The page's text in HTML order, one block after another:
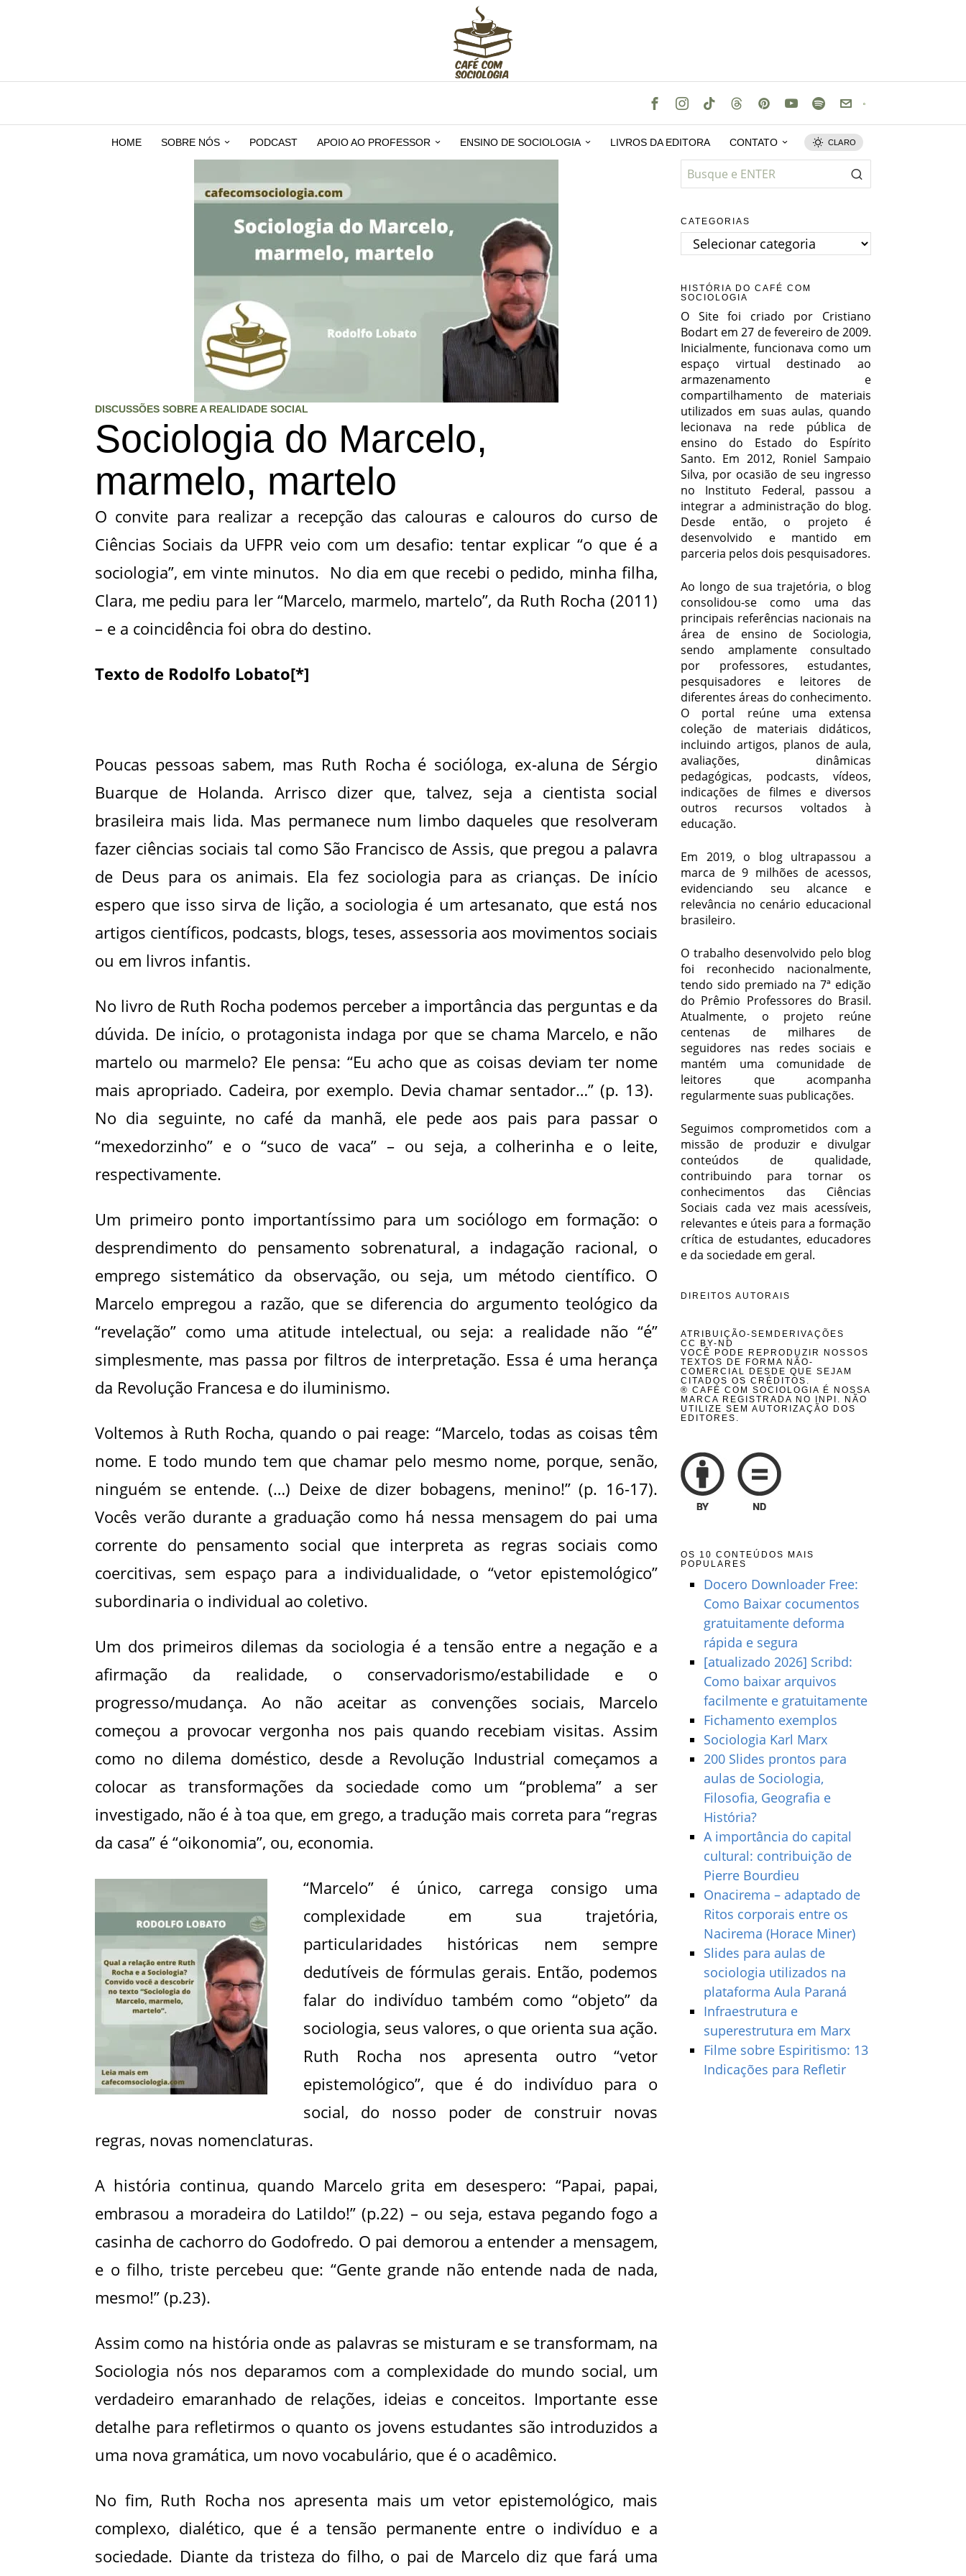
HOME SOBRE NÓS PODCAST APOIO AO PROFESSOR ENSINO DE SOCIOLOGIA LIVROS DA EDITORA CONTATO CLARO
DISCUSSÕES SOBRE A REALIDADE SOCIAL
Sociologia do Marcelo,
marmelo, martelo
O convite para realizar a recepção das calouras e calouros do curso de
Ciências Sociais da UFPR veio com um desafio: tentar explicar “o que é a
sociologia”, em vinte minutos. No dia em que recebi o pedido, minha filha,
Clara, me pediu para ler “Marcelo, marmelo, martelo”, da Ruth Rocha (2011)
– e a coincidência foi obra do destino.
Texto de Rodolfo Lobato[*]
Poucas pessoas sabem, mas Ruth Rocha é socióloga, ex-aluna de Sérgio
Buarque de Holanda. Arrisco dizer que, talvez, seja a cientista social
brasileira mais lida. Mas permanece num limbo daqueles que resolveram
fazer ciências sociais tal como São Francisco de Assis, que pregou a palavra
de Deus para os animais. Ela fez sociologia para as crianças. De início
espero que isso sirva de lição, a sociologia é um artesanato, que está nos
artigos científicos, podcasts, blogs, teses, assessoria aos movimentos sociais
ou em livros infantis.
No livro de Ruth Rocha podemos perceber a importância das perguntas e da
dúvida. De início, o protagonista indaga por que se chama Marcelo, e não
martelo ou marmelo? Ele pensa: “Eu acho que as coisas deviam ter nome
mais apropriado. Cadeira, por exemplo. Devia chamar sentador…” (p. 13).
No dia seguinte, no café da manhã, ele pede aos pais para passar o
“mexedorzinho” e o “suco de vaca” – ou seja, a colherinha e o leite,
respectivamente.
Um primeiro ponto importantíssimo para um sociólogo em formação: o
desprendimento do pensamento sobrenatural, a indagação racional, o
emprego sistemático da observação, ou seja, um método científico. O
Marcelo empregou a razão, que se diferencia do argumento teológico da
“revelação” como uma atitude intelectual, ou seja: a realidade não “é”
simplesmente, mas passa por filtros de interpretação. Essa é uma herança
da Revolução Francesa e do iluminismo.
Voltemos à Ruth Rocha, quando o pai reage: “Marcelo, todas as coisas têm
nome. E todo mundo tem que chamar pelo mesmo nome, porque, senão,
ninguém se entende. (…) Deixe de dizer bobagens, menino!” (p. 16-17).
Vocês verão durante a graduação como há nessa mensagem do pai uma
corrente do pensamento social que interpreta as regras sociais como
coercitivas, sem espaço para a individualidade, o “vetor epistemológico”
subordinaria o individual ao coletivo.
Um dos primeiros dilemas da sociologia é a tensão entre a negação e a
afirmação da realidade, o conservadorismo/estabilidade e o
progresso/mudança. Ao não aceitar as convenções sociais, Marcelo
começou a provocar vergonha nos pais quando recebiam visitas. Assim
como no dilema doméstico, desde a Revolução Industrial começamos a
colocar as transformações da sociedade como um “problema” a ser
investigado, não é à toa que, em grego, a tradução mais correta para “regras
da casa” é “oikonomia”, ou, economia.
“Marcelo” é único, carrega consigo uma
complexidade em sua trajetória,
particularidades históricas nem sempre
dedutíveis de fórmulas gerais. Então, podemos
falar do indivíduo também como “objeto” da
sociologia, seus valores, o que orienta sua ação.
Ruth Rocha nos apresenta outro “vetor
epistemológico”, que é do indivíduo para o
social, do nosso poder de construir novas
regras, novas nomenclaturas.
A história continua, quando Marcelo grita em desespero: “Papai, papai,
embrasou a moradeira do Latildo!” (p.22) – ou seja, estava pegando fogo a
casinha de cachorro do Godofredo. O pai demorou a entender a mensagem,
e o filho, triste percebeu que: “Gente grande não entende nada de nada,
mesmo!” (p.23).
Assim como na história onde as palavras se misturam e se transformam, na
Sociologia nós nos deparamos com a complexidade do mundo social, um
verdadeiro emaranhado de relações, ideias e conceitos. Importante esse
detalhe para refletirmos o quanto os jovens estudantes são introduzidos a
uma nova gramática, um novo vocabulário, que é o acadêmico.
No fim, Ruth Rocha nos apresenta mais um vetor epistemológico, mais
complexo, dialético, que é a tensão permanente entre o indivíduo e a
sociedade. Diante da tristeza do filho, o pai de Marcelo diz que fará uma
CATEGORIAS
Categorias
HISTÓRIA DO CAFÉ COM
SOCIOLOGIA
O Site foi criado por Cristiano
Bodart em 27 de fevereiro de 2009.
Inicialmente, funcionava como um
espaço virtual destinado ao
armazenamento e
compartilhamento de materiais
utilizados em suas aulas, quando
lecionava na rede pública de
ensino do Estado do Espírito
Santo. Em 2012, Roniel Sampaio
Silva, por ocasião de seu ingresso
no Instituto Federal, passou a
integrar a administração do blog.
Desde então, o projeto é
desenvolvido e mantido em
parceria pelos dois pesquisadores.
Ao longo de sua trajetória, o blog
consolidou-se como uma das
principais referências nacionais na
área de ensino de Sociologia,
sendo amplamente consultado
por professores, estudantes,
pesquisadores e leitores de
diferentes áreas do conhecimento.
O portal reúne uma extensa
coleção de materiais didáticos,
incluindo artigos, planos de aula,
avaliações, dinâmicas
pedagógicas, podcasts, vídeos,
indicações de filmes e diversos
outros recursos voltados à
educação.
Em 2019, o blog ultrapassou a
marca de 9 milhões de acessos,
evidenciando seu alcance e
relevância no cenário educacional
brasileiro.
O trabalho desenvolvido pelo blog
foi reconhecido nacionalmente,
tendo sido premiado na 7ª edição
do Prêmio Professores do Brasil.
Atualmente, o projeto reúne
centenas de milhares de
seguidores nas redes sociais e
mantém uma comunidade de
leitores que acompanha
regularmente suas publicações.
Seguimos comprometidos com a
missão de produzir e divulgar
conteúdos de qualidade,
contribuindo para tornar os
conhecimentos das Ciências
Sociais cada vez mais acessíveis,
relevantes e úteis para a formação
crítica de estudantes, educadores
e da sociedade em geral.
DIREITOS AUTORAIS
ATRIBUIÇÃO-SEMDERIVAÇÕES
CC BY-ND
VOCÊ PODE REPRODUZIR NOSSOS
TEXTOS DE FORMA NÃO-
COMERCIAL DESDE QUE SEJAM
CITADOS OS CRÉDITOS.
® CAFÉ COM SOCIOLOGIA É NOSSA
MARCA REGISTRADA NO INPI. NÃO
UTILIZE SEM AUTORIZAÇÃO DOS
EDITORES.
OS 10 CONTEÚDOS MAIS
POPULARES
Docero Downloader Free:
Como Baixar cocumentos
gratuitamente deforma
rápida e segura
[atualizado 2026] Scribd:
Como baixar arquivos
facilmente e gratuitamente
Fichamento exemplos
Sociologia Karl Marx
200 Slides prontos para
aulas de Sociologia,
Filosofia, Geografia e
História?
A importância do capital
cultural: contribuição de
Pierre Bourdieu
Onacirema – adaptado de
Ritos corporais entre os
Nacirema (Horace Miner)
Slides para aulas de
sociologia utilizados na
plataforma Aula Paraná
Infraestrutura e
superestrutura em Marx
Filme sobre Espiritismo: 13
Indicações para Refletir